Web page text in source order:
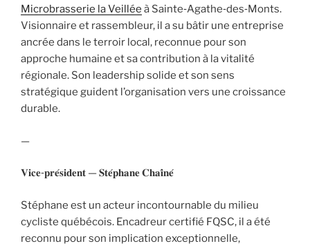
Microbrasserie la Veillée à Sainte‑Agathe‑des‑Monts.
Visionnaire et rassembleur, il a su bâtir une entreprise
ancrée dans le terroir local, reconnue pour son
approche humaine et sa contribution à la vitalité
régionale. Son leadership solide et son sens
stratégique guident l’organisation vers une croissance
durable.
—
𝐕𝐢𝐜𝐞‑𝐩𝐫𝐞́𝐬𝐢𝐝𝐞𝐧𝐭 — 𝐒𝐭𝐞́𝐩𝐡𝐚𝐧𝐞 𝐂𝐡𝐚𝐢̂𝐧𝐞́
Stéphane est un acteur incontournable du milieu
cycliste québécois. Encadreur certifié FQSC, il a été
reconnu pour son implication exceptionnelle,